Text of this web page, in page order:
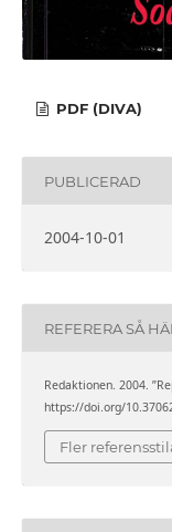
PDF (DIVA)
PUBLICERAD
2004-10-01
REFERERA SÅ
Redaktionen. 2004.
https://doi.org/
Fler